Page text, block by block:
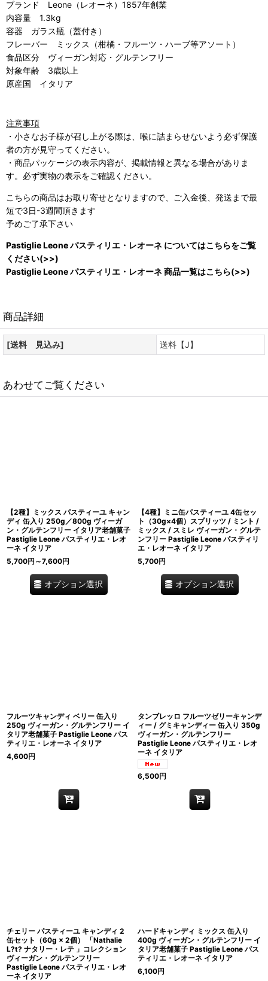
ブランド Leone（レオーネ）1857年創業
内容量 1.3kg
容器 ガラス瓶（蓋付き）
フレーバー ミックス（柑橘・フルーツ・ハーブ等アソート）
食品区分 ヴィーガン対応・グルテンフリー
対象年齢 3歳以上
原産国 イタリア
注意事項
・小さなお子様が召し上がる際は、喉に詰まらせないよう必ず保護
者の方が見守ってください。
・商品パッケージの表示内容が、掲載情報と異なる場合がありま
す。必ず実物の表示をご確認ください。
こちらの商品はお取り寄せとなりますので、ご入金後、発送まで最
短で3日-3週間頂きます
予めご了承下さい
Pastiglie Leone パスティリエ・レオーネ についてはこちらをご覧
ください(>>)
Pastiglie Leone パスティリエ・レオーネ 商品一覧はこちら(>>)
商品詳細
[送料 見込み] 送料【J】
あわせてご覧ください
【2種】ミックス パスティーユ キャン
ディ 缶入り 250g／800g ヴィーガ
ン・グルテンフリー イタリア老舗菓子
Pastiglie Leone パスティリエ・レオ
ーネ イタリア
5,700円 ～7,600円
オプション選択
【4種】ミニ缶パスティーユ 4缶セッ
ト（30g×4個）スプリッツ / ミント /
ミックス / スミレ ヴィーガン・グルテ
ンフリー Pastiglie Leone パスティリ
エ・レオーネ イタリア
5,700円
オプション選択
フルーツキャンディ ベリー 缶入り
250g ヴィーガン・グルテンフリー イ
タリア老舗菓子 Pastiglie Leone パス
ティリエ・レオーネ イタリア
4,600円
タンブレッロ フルーツゼリーキャンデ
ィー / グミキャンディー 缶入り 350g
ヴィーガン・グルテンフリー
Pastiglie Leone パスティリエ・レオ
ーネ イタリア
6,500円
チェリー パスティーユ キャンディ 2
缶セット（60g × 2個） 「Nathalie
L?t? ナタリー・レテ 」コレクション
ヴィーガン・グルテンフリー
Pastiglie Leone パスティリエ・レオ
ーネ イタリア
ハードキャンディ ミックス 缶入り
400g ヴィーガン・グルテンフリー イ
タリア老舗菓子 Pastiglie Leone パス
ティリエ・レオーネ イタリア
6,100円